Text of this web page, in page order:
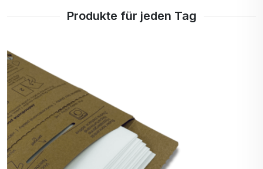
verwendet wird.
Acerola
Natürliche Quelle von
Vitamin C.
Produkte für jeden Tag